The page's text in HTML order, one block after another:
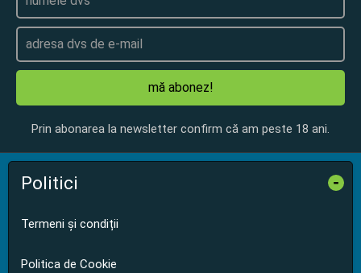
mă abonez!
Prin abonarea la newsletter confirm că am peste 18 ani.
Politici -
Termeni și condiții
Politica de Cookie